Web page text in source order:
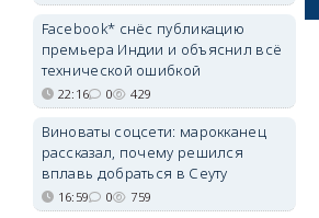
Facebook* снёс публикацию
премьера Индии и объяснил всё
технической ошибкой
22:16 0 429
Виноваты соцсети: марокканец
рассказал, почему решился
вплавь добраться в Сеуту
16:59 0 759